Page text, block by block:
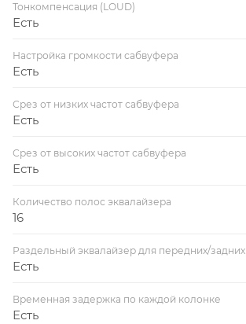
Тонкомпенсация (LOUD)
Есть
Настройка громкости сабвуфера
Есть
Срез от низких частот сабвуфера
Есть
Срез от высоких частот сабвуфера
Есть
Количество полос эквалайзера
16
Раздельный эквалайзер для передних/
Есть
Временная задержка по каждой колонке
Есть